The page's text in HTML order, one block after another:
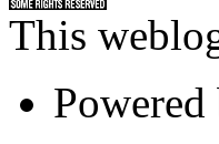
This
Powered